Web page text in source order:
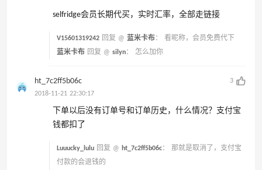
selfridge会员长期代买，实时汇率，全部走链接
V15601319242 回复 @ 蓝米卡布 ： 看昵称，会员免费代下
蓝米卡布 回复 @ silyn： 怎么加你
ht_7c2ff5b06c
3
2018-11-21 22:30:17
下单以后没有订单号和订单历史，什么情况？支付宝
钱都扣了
Luuucky_lulu 回复 @ ht_7c2ff5b06c： 那就是取消了，支付宝
付款的会退钱的